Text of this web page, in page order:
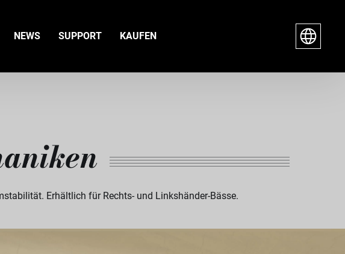
NEWS SUPPORT KAUFEN
Erhältlich für Rechts- und Linkshänder-Bässe.